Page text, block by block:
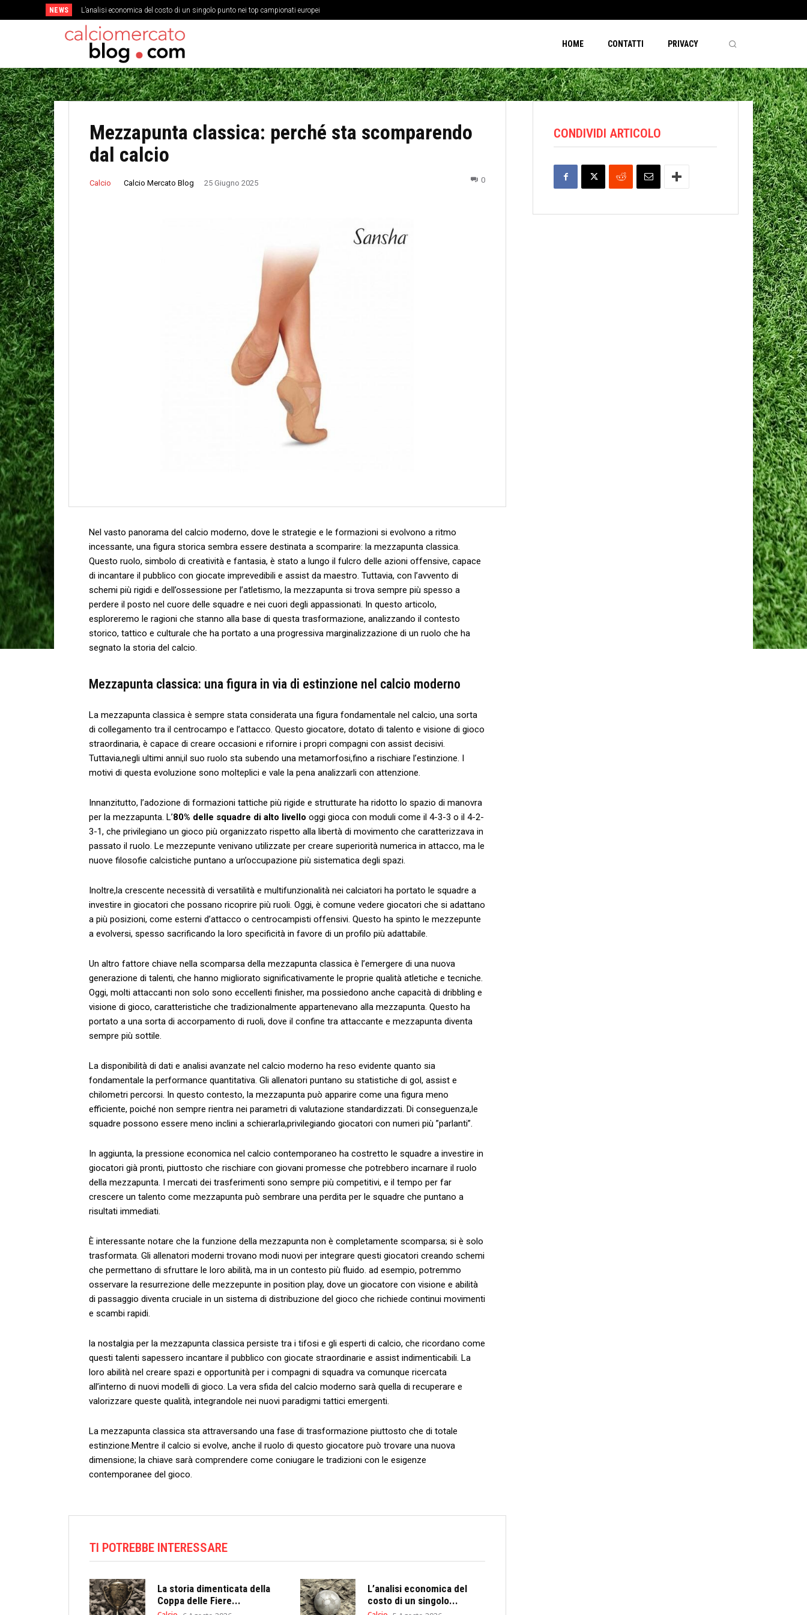
NEWS L’analisi economica del costo di un singolo punto nei top campionati europei
Come la cultura del gioco corto ha cambiato la struttura fisica dei centrocampisti
HOME CONTATTI PRIVACY
Mezzapunta classica: perché sta scomparendo
dal calcio
Calcio Calcio Mercato Blog 25 Giugno 2025 0
Nel vasto ⁤panorama ‍del calcio moderno, dove le strategie e le​ formazioni si ⁤evolvono ‍a ritmo
incessante, una figura storica sembra essere destinata a scomparire:⁢ la‍ mezzapunta classica.
Questo ruolo, simbolo di creatività e fantasia, è stato a lungo il ‍fulcro delle azioni ⁤offensive, capace
di incantare⁣ il pubblico con giocate‌ imprevedibili e assist da maestro.‍ Tuttavia, con‌ l’avvento di
schemi più ⁤rigidi ‌e dell’ossessione per ‍l’atletismo, la mezzapunta si​ trova sempre⁢ più spesso⁣ a
perdere il posto nel cuore delle squadre ‍e nei cuori degli appassionati. In⁣ questo⁤ articolo,
esploreremo le‍ ragioni che ‍stanno alla ‌base di questa trasformazione, analizzando il contesto
storico, tattico e⁤ culturale che ​ha ‍portato⁢ a una progressiva marginalizzazione di un‌ ruolo ‍che ha⁤
segnato la storia del calcio.
Mezzapunta classica: una figura ⁣in via di estinzione nel​ calcio moderno
La mezzapunta classica è sempre stata considerata una‌ figura fondamentale nel calcio, una sorta
di collegamento tra il ⁣centrocampo e l’attacco. Questo giocatore,​ dotato di talento e visione di​ gioco
straordinaria, è⁢ capace di creare occasioni e rifornire i‌ propri compagni con assist‌ decisivi.
⁣Tuttavia,negli ultimi anni,il suo​ ruolo sta subendo una metamorfosi,fino a ⁢rischiare l’estinzione.‍ I
motivi ​di ⁤questa⁣ evoluzione sono molteplici e vale la⁣ pena analizzarli con ⁣attenzione.
Innanzitutto, l’adozione di formazioni tattiche più rigide e strutturate ha ridotto⁤ lo spazio ‍di⁣ manovra
per la mezzapunta. L’80%⁣ delle squadre di ​alto livello oggi​ gioca con moduli come il 4-3-3 o‌ il 4-2-
3-1, che privilegiano ‍un gioco⁢ più organizzato rispetto ​alla‍ libertà di ⁤movimento che caratterizzava⁢ in
⁤passato il ruolo. Le‌ mezzepunte venivano utilizzate per creare superiorità numerica in attacco, ma le
⁣nuove filosofie calcistiche puntano ​a ⁤un’occupazione più sistematica degli⁢ spazi.
Inoltre,la ⁢crescente necessità ‌di versatilità e multifunzionalità nei calciatori ha ‌portato le squadre a‍
investire in ⁢giocatori che possano ricoprire più ruoli. Oggi, ​è⁤ comune vedere giocatori che si adattano
a più posizioni, come esterni d’attacco o ​centrocampisti ‌offensivi. Questo ha spinto le mezzepunte
a evolversi, spesso‌ sacrificando​ la loro ⁤specificità in favore di⁤ un profilo più adattabile.
Un altro fattore chiave ​nella scomparsa della ⁤mezzapunta classica è l’emergere di ⁤una nuova
generazione di talenti, che hanno migliorato​ significativamente le ⁣proprie qualità atletiche e tecniche.
Oggi,⁢ molti attaccanti non solo‍ sono ⁣eccellenti finisher, ma possiedono ⁤anche capacità di dribbling e
visione di gioco, caratteristiche che tradizionalmente appartenevano alla⁤ mezzapunta. Questo ha
portato ‌a una⁢ sorta di accorpamento di ‌ruoli,⁤ dove il confine tra attaccante⁤ e mezzapunta diventa
sempre più sottile.
La disponibilità di⁤ dati e analisi⁤ avanzate nel calcio moderno ha reso ⁣evidente⁣ quanto​ sia
fondamentale‌ la performance quantitativa. Gli ⁣allenatori puntano su statistiche ‌di gol, assist e⁣
chilometri percorsi. ‍In questo contesto, la mezzapunta⁢ può‌ apparire come una ⁢figura meno
efficiente, poiché non sempre rientra ⁣nei​ parametri di valutazione ⁤standardizzati. Di conseguenza,le
squadre possono essere meno inclini a schierarla,privilegiando ‌giocatori con numeri più ⁤”parlanti”.
In aggiunta, la ‍pressione economica nel calcio contemporaneo ha costretto le squadre‍ a investire in
giocatori già pronti, piuttosto che ‌rischiare con giovani promesse che potrebbero⁣ incarnare il ruolo
della mezzapunta. ‍I mercati dei trasferimenti ‍sono sempre più competitivi, ‍e‌ il tempo per far
crescere un talento come mezzapunta può sembrare una perdita⁣ per‍ le ⁣squadre che puntano a
⁢risultati immediati.
È ⁤interessante notare che ⁢la ‍funzione della ⁣mezzapunta non è completamente scomparsa; ‌si è solo
trasformata. Gli allenatori moderni trovano‌ modi nuovi per ⁤integrare questi giocatori creando schemi
che permettano di sfruttare le loro abilità, ma in‌ un contesto più fluido. ad⁢ esempio, potremmo
osservare la resurrezione delle mezzepunte in⁢ position ​play, dove‌ un⁢ giocatore con visione e​ abilità
di passaggio⁣ diventa cruciale in un⁣ sistema di distribuzione ​del gioco che richiede​ continui ⁣movimenti
e scambi ⁣rapidi.
la⁢ nostalgia per la⁤ mezzapunta ​classica persiste tra ​i⁢ tifosi e gli esperti‌ di calcio, che ricordano ‌come
questi talenti⁢ sapessero ⁤incantare il pubblico con giocate straordinarie e assist indimenticabili. ⁤La
loro ⁤abilità nel creare spazi e opportunità per i compagni di ‍squadra va comunque ricercata
all’interno di nuovi modelli di⁢ gioco. La ⁢vera sfida del ​calcio moderno sarà quella di recuperare e⁤
valorizzare queste qualità, integrandole nei nuovi paradigmi tattici emergenti.
La mezzapunta classica⁣ sta attraversando una fase ⁣di trasformazione piuttosto‌ che ⁢di totale
estinzione.Mentre⁣ il calcio si evolve, ⁢anche il ruolo⁣ di​ questo giocatore ‌può trovare una nuova​
dimensione; la chiave sarà‍ comprendere come coniugare le tradizioni con le esigenze
contemporanee del gioco.
TI POTREBBE INTERESSARE
La storia dimenticata della
Coppa delle Fiere...
L’analisi economica del
costo di un singolo...
CONDIVIDI ARTICOLO